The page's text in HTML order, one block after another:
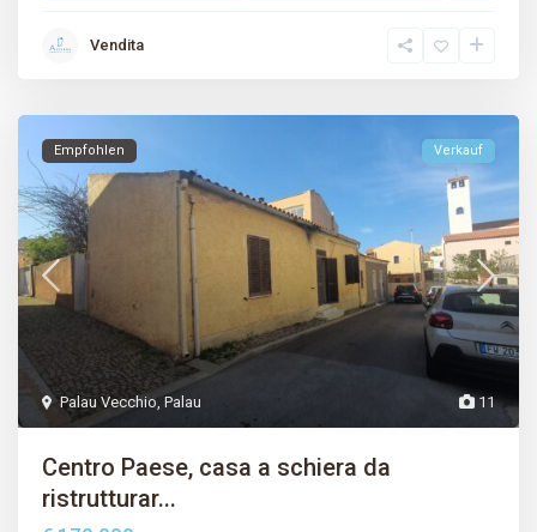
Vendita
11
Palau Vecchio ,Palau
Empfohlen Verkauf
Centro Paese, casa a schiera da
ristrutturar...